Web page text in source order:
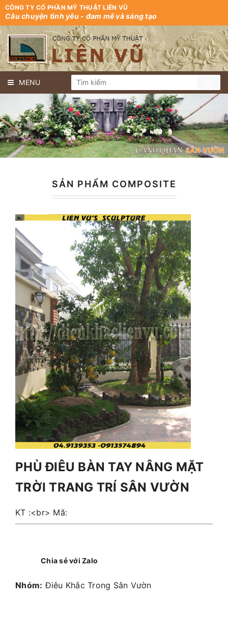
CÔNG TY CỔ PHẦN MỸ THUẬT LIÊN VŨ
Câu chuyện tình yêu - đam mê và sáng tạo
MENU
SẢN PHẨM COMPOSITE
PHÙ ĐIÊU BÀN TAY NÂNG MẶT
TRỜI TRANG TRÍ SÂN VƯỜN
KT :<br> Mã:
Chia sẻ với Zalo
Nhóm: Điêu Khắc Trong Sân Vườn